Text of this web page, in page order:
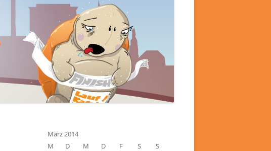
März 2014
M
D M D F S
S